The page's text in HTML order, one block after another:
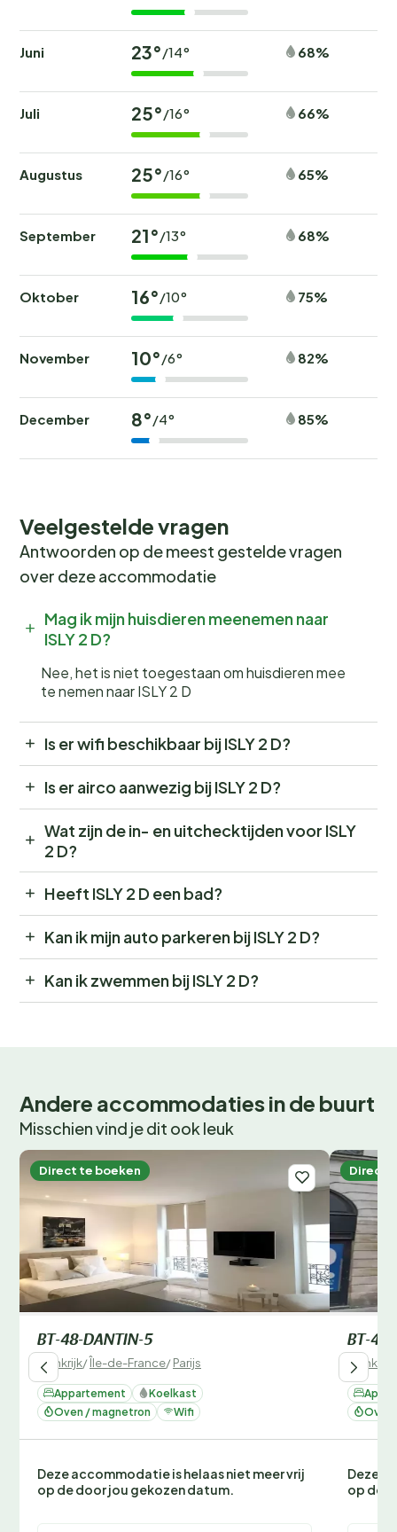
Juni 23°/14° 68%
Juli 25°/16° 66%
Augustus 25°/16° 65%
September 21°/13° 68%
Oktober 16°/10° 75%
November 10°/6° 82%
December 8°/4° 85%
Veelgestelde vragen
Antwoorden op de meest gestelde vragen
over deze accommodatie
Mag ik mijn huisdieren meenemen naar
ISLY 2 D?
Nee, het is niet toegestaan om huisdieren mee
te nemen naar ISLY 2 D
Is er wifi beschikbaar bij ISLY 2 D?
Is er airco aanwezig bij ISLY 2 D?
Wat zijn de in- en uitchecktijden voor ISLY
2 D?
Heeft ISLY 2 D een bad?
Kan ik mijn auto parkeren bij ISLY 2 D?
Kan ik zwemmen bij ISLY 2 D?
Andere accommodaties in de buurt
Misschien vind je dit ook leuk
Direct te boeken
BT-48-DANTIN-5
Frankrijk/Île-de-France/Parijs
Appartement
Koelkast
Oven / magnetron
Wifi
Deze accommodatie is helaas niet meer vrij
op de door jou gekozen datum.
Direct
BT-48-
Frankrijk
Oven
Deze
op de